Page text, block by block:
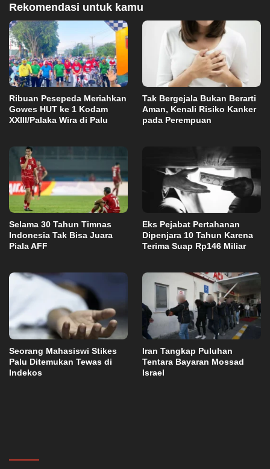
Rekomendasi untuk kamu
Ribuan Pesepeda Meriahkan
Gowes HUT ke 1 Kodam
XXIII/Palaka Wira di Palu
Tak Bergejala Bukan Berarti
Aman, Kenali Risiko Kanker
pada Perempuan
Selama 30 Tahun Timnas
Indonesia Tak Bisa Juara
Piala AFF
Eks Pejabat Pertahanan
Dipenjara 10 Tahun Karena
Terima Suap Rp146 Miliar
Seorang Mahasiswi Stikes
Palu Ditemukan Tewas di
Indekos
Iran Tangkap Puluhan
Tentara Bayaran Mossad
Israel